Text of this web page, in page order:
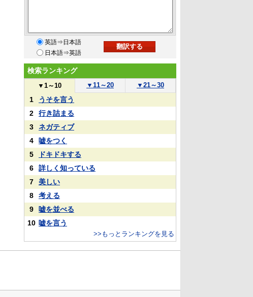
英語⇒日本語
日本語⇒英語
検索ランキング
▼ 1～10 ▼ 11～20 ▼ 21～30
1
うそを言う
2
行き詰まる
3
ネガティブ
4
嘘をつく
5
ドキドキする
6
詳しく知っている
7
美しい
8
考える
9
嘘を並べる
10 嘘を言う
>>もっとランキングを見る